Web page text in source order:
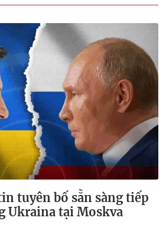
tuyên bố sẵn sàng tiếp
Ukraina tại Moskva